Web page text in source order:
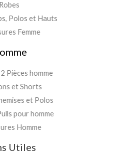
Robes
Polos et Hauts
Femme
Pièces homme
et Shorts
et Polos
pour homme
Homme
Utiles